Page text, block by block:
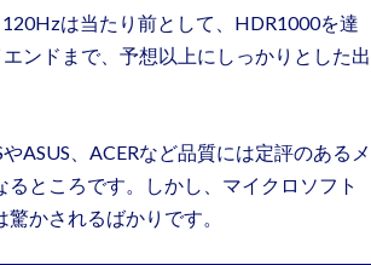
は当たり前として、HDR1000を達
ンドまで、予想以上にしっかりとした出
ASUS、ACERなど品質には定評のあるメ
ところです。しかし、マイクロソフト
かされるばかりです。